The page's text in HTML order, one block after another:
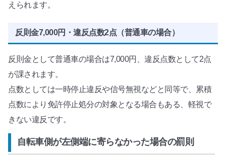
えられます。
反則金7,000円・違反点数2点（普通車の場合）
反則金として普通車の場合は7,000円、違反点数として2点
が課されます。
点数としては一時停止違反や信号無視などと同等で、累積
点数により免許停止処分の対象となる場合もある、軽視で
きない違反です。
自転車側が左側端に寄らなかった場合の罰則